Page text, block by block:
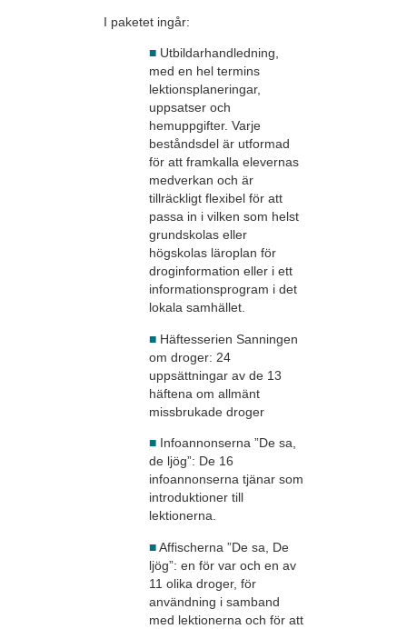
I paketet ingår:
■ Utbildarhandledning,
med en hel termins
lektionsplaneringar,
uppsatser och
hemuppgifter. Varje
beståndsdel är utformad
för att framkalla elevernas
medverkan och är
tillräckligt flexibel för att
passa in i vilken som helst
grundskolas eller
högskolas läroplan för
droginformation eller i ett
informationsprogram i det
lokala samhället.
■ Häftesserien Sanningen
om droger: 24
uppsättningar av de 13
häftena om allmänt
missbrukade droger
■ Infoannonserna ”De sa,
de ljög”: De 16
infoannonserna tjänar som
introduktioner till
lektionerna.
■Affischerna ”De sa, De
ljög”: en för var och en av
11 olika droger, för
användning i samband
med lektionerna och för att